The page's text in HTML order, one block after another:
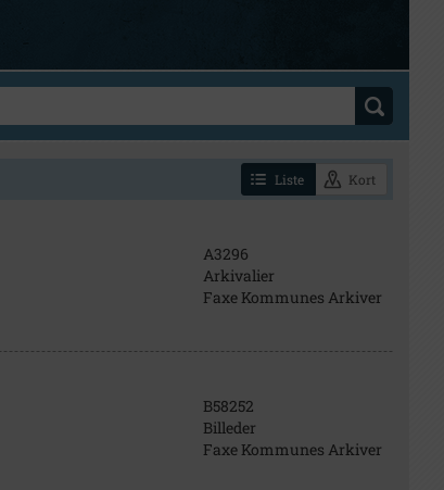
Liste Kort
A3296
Arkivalier
Faxe Kommunes Arkiver
B58252
Billeder
Faxe Kommunes Arkiver